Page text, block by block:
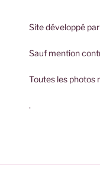
Site développé
Sauf mention
Toutes les photos
.